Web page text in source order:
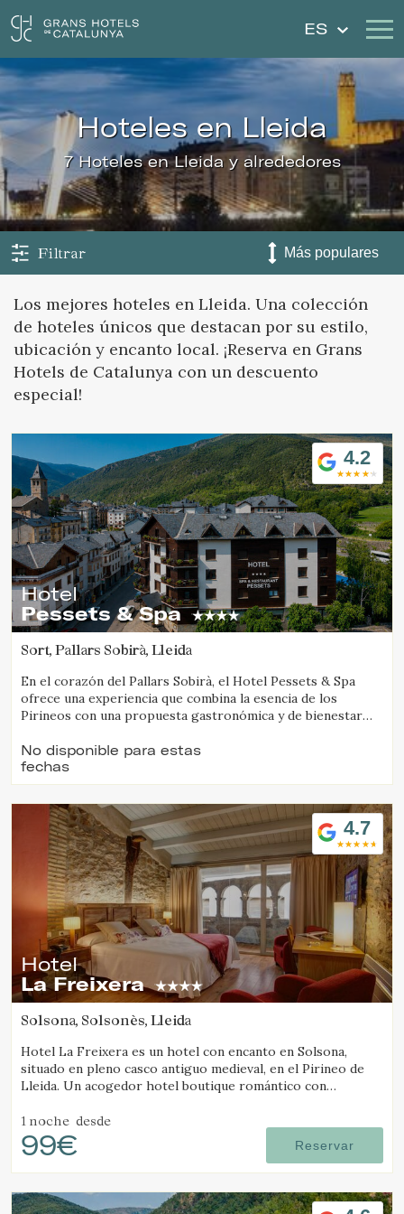
ES
Nuestros Hoteles Escapadas
Bodas Cheques Regalo
Descubre Cataluña Contacto
Iniciar sesión Crear cuenta
hoteles en Lleida
7 Hoteles en Lleida y alrededores
Filtrar
Los mejores hoteles en Lleida. Una colección
de hoteles únicos que destacan por su estilo,
ubicación y encanto local. ¡Reserva en Grans
Hotels de Catalunya con un descuento
especial!
4.2
Hotel
Pessets & Spa
Sort, Pallars Sobirà, Lleida
En el corazón del Pallars Sobirà, el Hotel Pessets & Spa
ofrece una experiencia que combina la esencia de los
Pirineos con una propuesta gastronómica y de bienestar
estaciones. Situado en Sort, rodeado de montañas y
naturaleza, es un destino ideal tanto para los amantes de las
actividades al aire libre como para quienes buscan
desconexión, autenticidad y buena mesa.
No disponible para estas
fechas
4.7
Hotel
La Freixera
Solsona, Solsonès, Lleida
Hotel La Freixera es un hotel con encanto en Solsona,
situado en pleno casco antiguo medieval, en el Pirineo de
Lleida. Un acogedor hotel boutique romántico con
madera y la historia crean una atmósfera única.
1 noche desde
99€ Reservar
Modificar cookies